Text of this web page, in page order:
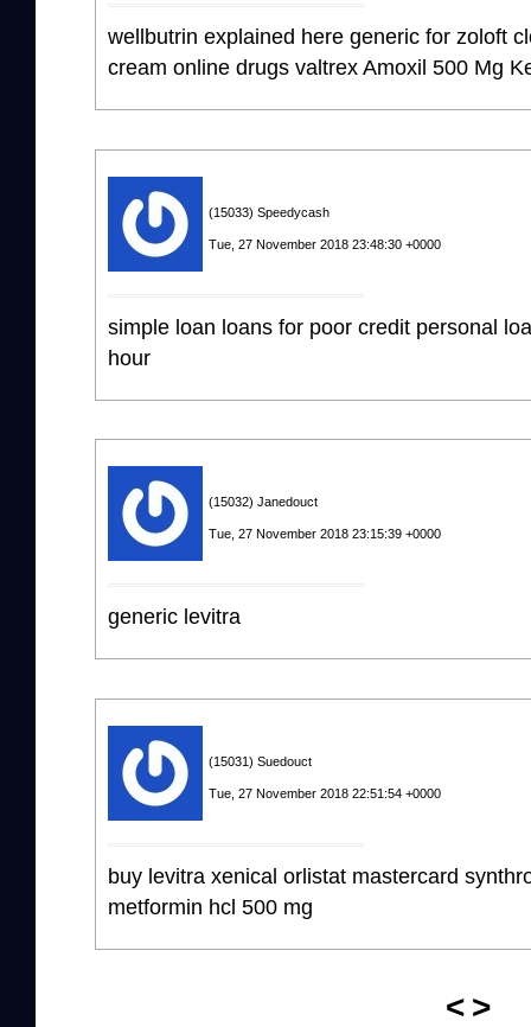
wellbutrin explained here generic for zoloft
cream online drugs valtrex Amoxil 500 Mg
(15033) Speedycash
Tue, 27 November 2018 23:48:30 +0000
simple loan loans for poor credit personal
hour
(15032) Janedouct
Tue, 27 November 2018 23:15:39 +0000
generic levitra
(15031) Suedouct
Tue, 27 November 2018 22:51:54 +0000
buy levitra xenical orlistat mastercard
metformin hcl 500 mg
< >